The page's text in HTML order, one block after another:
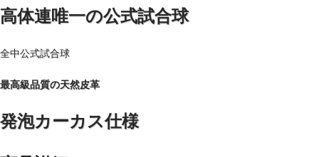
高体連唯一の公式試合球
全中公式試合球
最高級品質の天然皮革
発泡カーカス仕様